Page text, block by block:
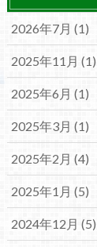
2026年7月 (1)
2025年11月 (1)
2025年6月 (1)
2025年3月 (1)
2025年2月 (4)
2025年1月 (5)
2024年12月 (5)